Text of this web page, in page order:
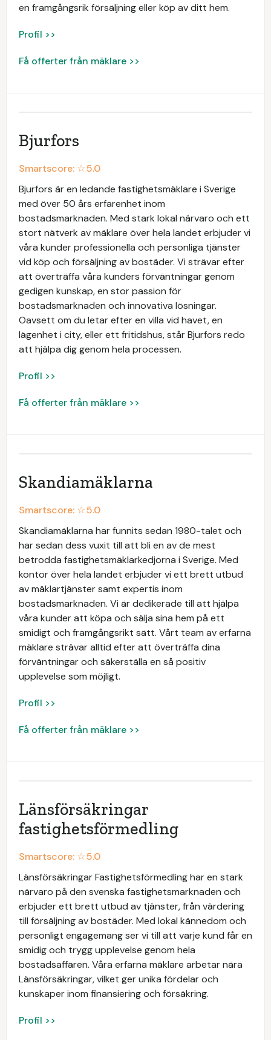
en framgångsrik försäljning eller köp av ditt hem.
Profil >>
Få offerter från mäklare >>
Bjurfors
Smartscore: ☆5.0
Bjurfors är en ledande fastighetsmäklare i Sverige
med över 50 års erfarenhet inom
bostadsmarknaden. Med stark lokal närvaro och ett
stort nätverk av mäklare över hela landet erbjuder vi
våra kunder professionella och personliga tjänster
vid köp och försäljning av bostäder. Vi strävar efter
att överträffa våra kunders förväntningar genom
gedigen kunskap, en stor passion för
bostadsmarknaden och innovativa lösningar.
Oavsett om du letar efter en villa vid havet, en
lägenhet i city, eller ett fritidshus, står Bjurfors redo
att hjälpa dig genom hela processen.
Profil >>
Få offerter från mäklare >>
Skandiamäklarna
Smartscore: ☆5.0
Skandiamäklarna har funnits sedan 1980-talet och
har sedan dess vuxit till att bli en av de mest
betrodda fastighetsmäklarkedjorna i Sverige. Med
kontor över hela landet erbjuder vi ett brett utbud
av mäklartjänster samt expertis inom
bostadsmarknaden. Vi är dedikerade till att hjälpa
våra kunder att köpa och sälja sina hem på ett
smidigt och framgångsrikt sätt. Vårt team av erfarna
mäklare strävar alltid efter att överträffa dina
förväntningar och säkerställa en så positiv
upplevelse som möjligt.
Profil >>
Få offerter från mäklare >>
Länsförsäkringar
fastighetsförmedling
Smartscore: ☆5.0
Länsförsäkringar Fastighetsförmedling har en stark
närvaro på den svenska fastighetsmarknaden och
erbjuder ett brett utbud av tjänster, från värdering
till försäljning av bostäder. Med lokal kännedom och
personligt engagemang ser vi till att varje kund får en
smidig och trygg upplevelse genom hela
bostadsaffären. Våra erfarna mäklare arbetar nära
Länsförsäkringar, vilket ger unika fördelar och
kunskaper inom finansiering och försäkring.
Profil >>